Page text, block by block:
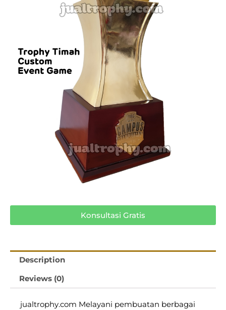
Konsultasi Gratis
Description
Reviews (0)
jualtrophy.com Melayani pembuatan berbagai